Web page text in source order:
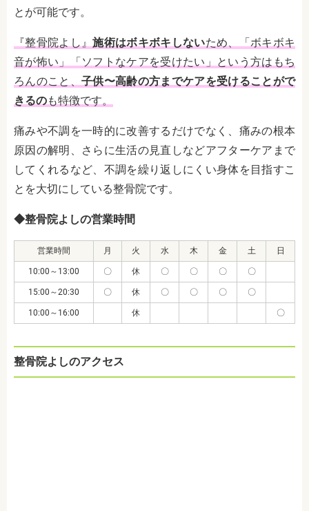
とが可能です。
『整骨院よし』施術はボキボキしないため、「ボキボキ
音が怖い」「ソフトなケアを受けたい」という方はもち
ろんのこと、 子供〜高齢の方までケアを受けることがで
きるのも特徴です。
痛みや不調を一時的に改善するだけでなく、痛みの根本
原因の解明、さらに生活の見直しなどアフターケアまで
してくれるなど、不調を繰り返しにくい身体を目指すこ
とを大切にしている整骨院です。
◆整骨院よしの営業時間
営業時間 月 火 水 木 金 土 日
10:00～13:00 〇 休 〇 〇 〇 〇
15:00～20:30 〇 休 〇 〇 〇 〇
10:00～16:00 休 〇
整骨院よしのアクセス